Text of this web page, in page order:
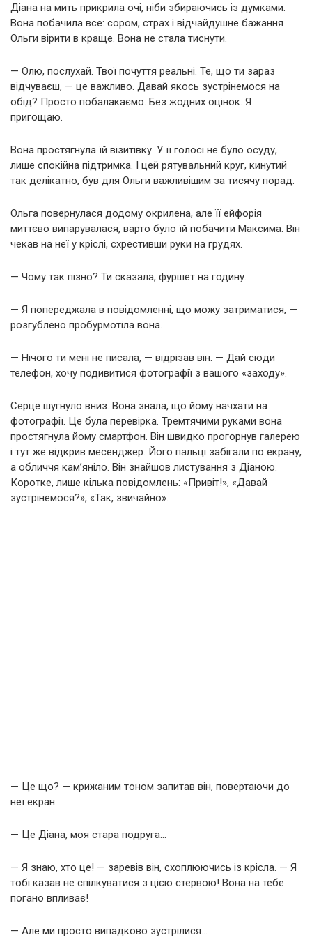
Діана на мить прикрила очі, ніби збираючись із думками.
Вона побачила все: сором, страх і відчайдушне бажання
Ольги вірити в краще. Вона не стала тиснути.
— Олю, послухай. Твої почуття реальні. Те, що ти зараз
відчуваєш, — це важливо. Давай якось зустрінемося на
обід? Просто побалакаємо. Без жодних оцінок. Я
пригощаю.
Вона простягнула їй візитівку. У її голосі не було осуду,
лише спокійна підтримка. І цей рятувальний круг, кинутий
так делікатно, був для Ольги важливішим за тисячу порад.
Ольга повернулася додому окрилена, але її ейфорія
миттєво випарувалася, варто було їй побачити Максима. Він
чекав на неї у кріслі, схрестивши руки на грудях.
— Чому так пізно? Ти сказала, фуршет на годину.
— Я попереджала в повідомленні, що можу затриматися, —
розгублено пробурмотіла вона.
— Нічого ти мені не писала, — відрізав він. — Дай сюди
телефон, хочу подивитися фотографії з вашого «заходу».
Серце шугнуло вниз. Вона знала, що йому начхати на
фотографії. Це була перевірка. Тремтячими руками вона
простягнула йому смартфон. Він швидко прогорнув галерею
і тут же відкрив месенджер. Його пальці забігали по екрану,
а обличчя кам’яніло. Він знайшов листування з Діаною.
Коротке, лише кілька повідомлень: «Привіт!», «Давай
зустрінемося?», «Так, звичайно».
— Це що? — крижаним тоном запитав він, повертаючи до
неї екран.
— Це Діана, моя стара подруга…
— Я знаю, хто це! — заревів він, схоплюючись із крісла. — Я
тобі казав не спілкуватися з цією стервою! Вона на тебе
погано впливає!
— Але ми просто випадково зустрілися…